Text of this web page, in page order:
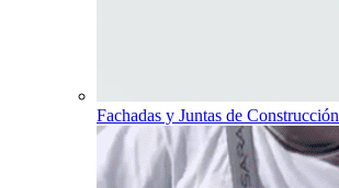
Fachadas y Juntas de Construcción